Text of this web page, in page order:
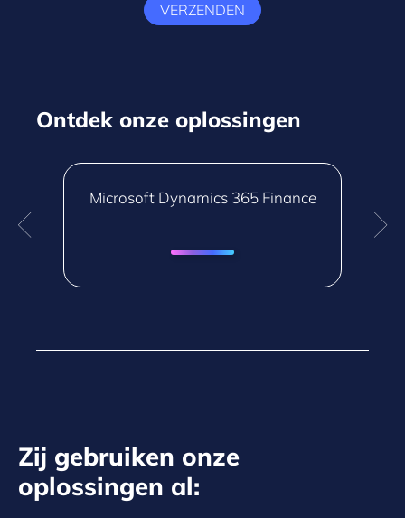
VERZENDEN
Ontdek onze oplossingen
Microsoft Dynamics 365 Finance
Zij gebruiken onze
oplossingen al: